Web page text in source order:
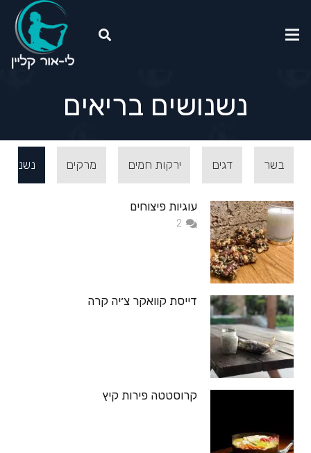
נשנושים בריאים
בשר דגים ירקות חמים מרקים
עוגיות פיצוחים
2
דייסת קוואקר צ׳יה קרה
קרוסטטה פירות קיץ